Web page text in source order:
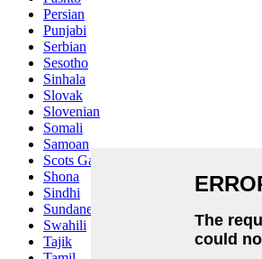
Persian
Punjabi
Serbian
Sesotho
Sinhala
Slovak
Slovenian
Somali
Samoan
Scots Gaelic
Shona
Sindhi
Sundanese
Swahili
Tajik